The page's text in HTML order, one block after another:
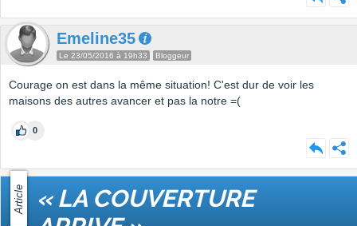
Emeline35
Le 23/05/2016 à 19h33 Bloggeur
Courage on est dans la même situation! C'est dur de voir les
maisons des autres avancer et pas la notre =(
0
Article « LA COUVERTURE